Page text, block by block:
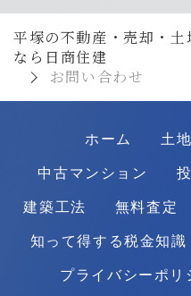
平塚の不動産・売却・
なら日商住建
お問い合わせ
ホーム 土地
中古マンション
建築工法
無料査定
知って得する税金知識
プライバシーポリ